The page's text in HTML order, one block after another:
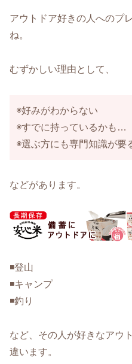
アウトドア好きの人へのプ
ね。
むずかしい理由として、
◉好みがわからない
◉すでに持っているかも…
◉選ぶ方にも専門知識が要
などがあります。
◾️登山
◾️キャンプ
◾️釣り
など、その人が好きなアウ
違います。